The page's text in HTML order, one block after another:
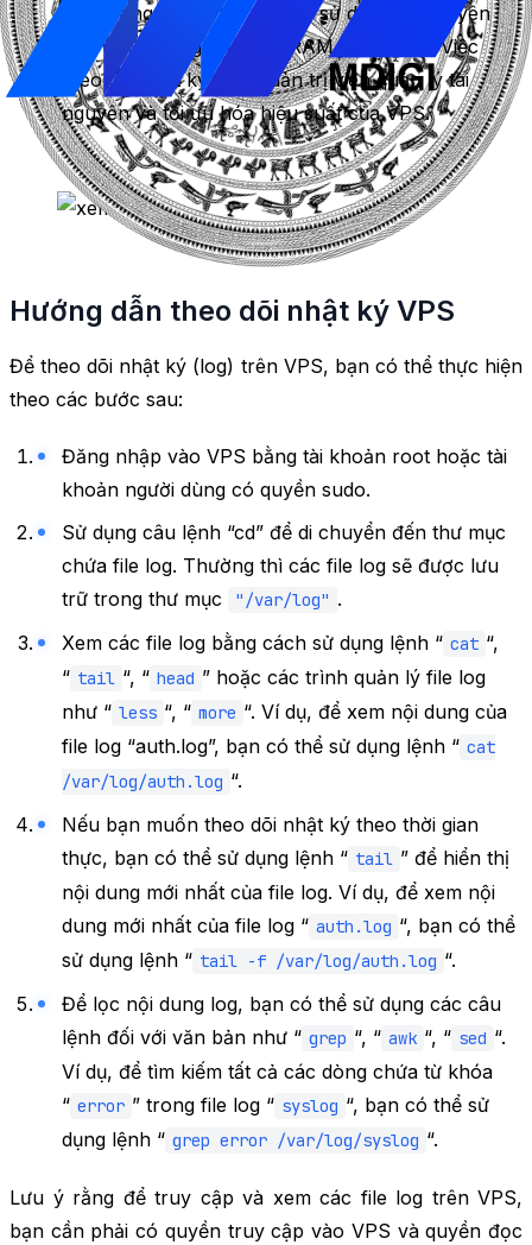
cấp thông tin chi tiết về việc sử dụng tài nguyên
của VPS, bao gồm CPU, RAM và ổ cứng. Việc
theo dõi nhật ký giúp quản trị viên quản lý tài
nguyên và tối ưu hóa hiệu suất của VPS.
Hướng dẫn theo dõi nhật ký VPS
Để theo dõi nhật ký (log) trên VPS, bạn có thể thực hiện
theo các bước sau:
Đăng nhập vào VPS bằng tài khoản root hoặc tài
khoản người dùng có quyền sudo.
Sử dụng câu lệnh “cd” để di chuyển đến thư mục
chứa file log. Thường thì các file log sẽ được lưu
trữ trong thư mục
"/var/log" .
Xem các file log bằng cách sử dụng lệnh “ cat “,
“ tail “, “ head ” hoặc các trình quản lý file log
như “ less “, “ more “. Ví dụ, để xem nội dung của
file log “auth.log”, bạn có thể sử dụng lệnh “ cat
/var/log/auth.log “.
Nếu bạn muốn theo dõi nhật ký theo thời gian
thực, bạn có thể sử dụng lệnh “ tail ” để hiển thị
nội dung mới nhất của file log. Ví dụ, để xem nội
dung mới nhất của file log “ auth.log “, bạn có thể
sử dụng lệnh “ tail -f /var/log/auth.log “.
Để lọc nội dung log, bạn có thể sử dụng các câu
lệnh đối với văn bản như “ grep “, “ awk “, “ sed “.
Ví dụ, để tìm kiếm tất cả các dòng chứa từ khóa
“ error ” trong file log “ syslog “, bạn có thể sử
dụng lệnh “ grep error /var/log/syslog “.
Lưu ý rằng để truy cập và xem các file log trên VPS,
bạn cần phải có quyền truy cập vào VPS và quyền đọc